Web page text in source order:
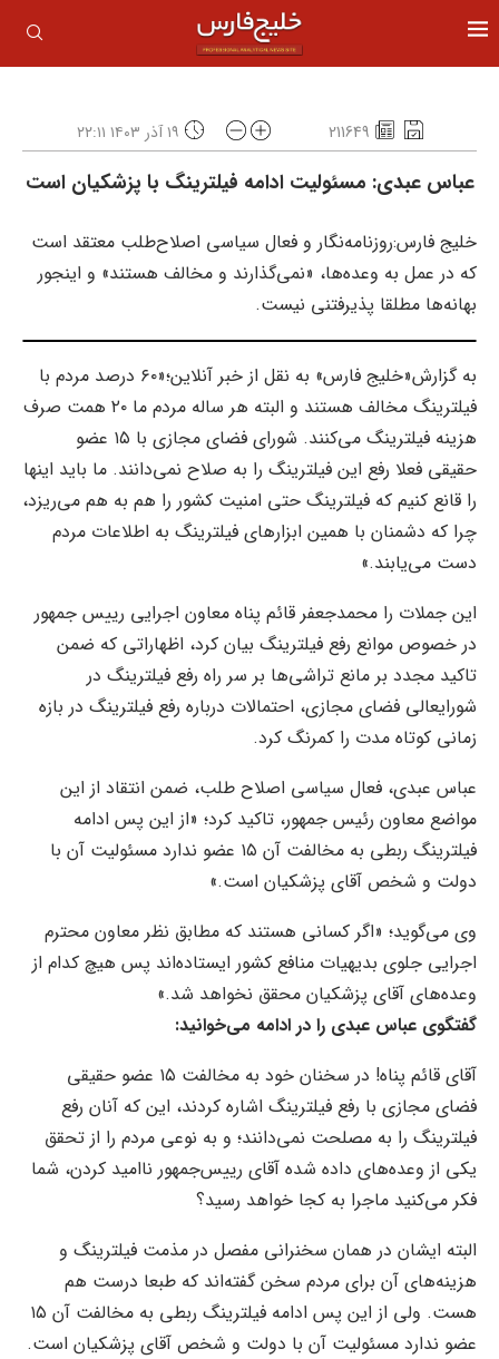
211649 ۱۹ آذر ۱۴۰۳ ۲۲:۱۱
عباس عبدی: مسئولیت ادامه فیلترینگ با پزشکیان است
خلیج فارس:روزنامه‌نگار و فعال سیاسی اصلاح‌طلب معتقد است
که در عمل به وعده‌ها، «نمی‌گذارند و مخالف هستند» و اینجور
بهانه‌ها مطلقا پذیرفتنی نیست.
به گزارش«خلیج فارس» به نقل از خبر آنلاین؛«۶۰ درصد مردم با
فیلترینگ مخالف هستند و البته هر ساله مردم ما ۲۰ همت صرف
هزینه فیلترینگ می‌کنند. شورای فضای مجازی با ۱۵ عضو
حقیقی فعلا رفع این فیلترینگ را به صلاح نمی‌دانند. ما باید اینها
را قانع کنیم که فیلترینگ حتی امنیت کشور را هم به هم می‌ریزد،
چرا که دشمنان با همین ابزار‌های فیلترینگ به اطلاعات مردم
دست می‌یابند.»
این جملات را محمدجعفر قائم پناه معاون اجرایی رییس جمهور
در خصوص موانع رفع فیلترینگ بیان کرد، اظهاراتی که ضمن
تاکید مجدد بر مانع تراشی‌ها بر سر راه رفع فیلترینگ در
شورایعالی فضای مجازی، احتمالات درباره رفع فیلترینگ در بازه
زمانی کوتاه مدت را کمرنگ کرد.
عباس عبدی، فعال سیاسی اصلاح طلب، ضمن انتقاد از این
مواضع معاون رئیس جمهور، تاکید کرد؛ «از این پس ادامه
فیلترینگ ربطی به مخالفت آن ۱۵ عضو ندارد مسئولیت آن با
دولت و شخص آقای پزشکیان است.»
وی می‌گوید؛ «اگر کسانی هستند که مطابق نظر معاون محترم
اجرایی جلوی بدیهیات منافع کشور ایستاده‌اند پس هیچ کدام از
وعده‌های آقای پزشکیان محقق نخواهد شد.»
گفتگوی عباس عبدی را در ادامه می‌خوانید:
آقای قائم پناه! در سخنان خود به مخالفت ۱۵ عضو حقیقی
فضای مجازی با رفع فیلترینگ اشاره کردند، این که آنان رفع
فیلترینگ را به مصلحت نمی‌دانند؛ و به نوعی مردم را از تحقق
یکی از وعده‌های داده شده آقای رییس‌جمهور ناامید کردن، شما
فکر می‌کنید ماجرا به کجا خواهد رسید؟
البته ایشان در همان سخنرانی مفصل در مذمت فیلترینگ و
هزینه‌های آن برای مردم سخن گفته‌اند که طبعا درست هم
هست. ولی از این پس ادامه فیلترینگ ربطی به مخالفت آن ۱۵
عضو ندارد مسئولیت آن با دولت و شخص آقای پزشکیان است.